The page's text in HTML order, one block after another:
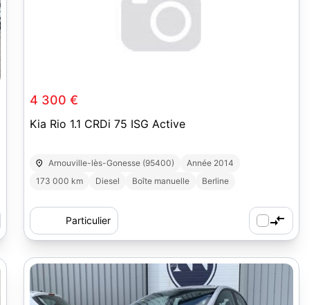
4 300 €
Kia Rio 1.1 CRDi 75 ISG Active
Arnouville-lès-Gonesse (95400)
Année 2014
173 000 km
Diesel Boîte manuelle Berline
Particulier